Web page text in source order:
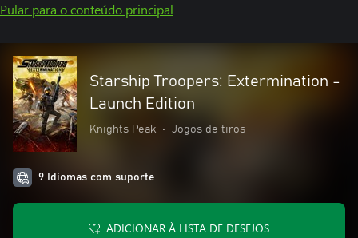
Pular para o conteúdo principal
Starship Troopers: Extermination -
Launch Edition
Knights Peak • Jogos de tiros
9 Idiomas com suporte
ADICIONAR À LISTA DE DESEJOS